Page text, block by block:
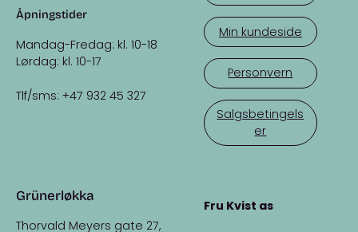
Åpningstider
Mandag-Fredag: kl. 10-18
Lørdag: kl. 10-17
Tlf/sms: +47 932 45 327
Grünerløkka
Thorvald Meyers gate 27,
Min kundeside
Personvern
Salgsbetingels
er
Fru Kvist as